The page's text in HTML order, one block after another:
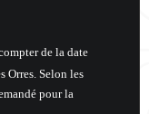
de la date
Orres. Selon les
pour la